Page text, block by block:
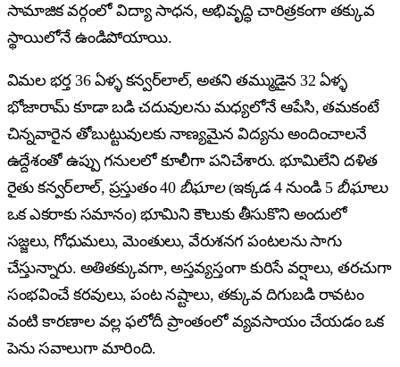
సామాజిక వర్గంలో విద్యా సాధన, అభివృద్ధి చారిత్రకంగా తక్కువ
స్థాయిలోనే ఉండిపోయాయి.
విమల భర్త 36 ఏళ్ళ కన్వర్‌లాల్, అతని తమ్ముడైన 32 ఏళ్ళ
భోజారామ్ కూడా బడి చదువులను మధ్యలోనే ఆపేసి, తమకంటే
చిన్నవారైన తోబుట్టువులకు నాణ్యమైన విద్యను అందించాలనే
ఉద్దేశంతో ఉప్పు గనులలో కూలీగా పనిచేశారు. భూమిలేని దళిత
రైతు కన్వర్‌లాల్, ప్రస్తుతం 40 బీఘాల(ఇక్కడ 4 నుండి 5 బీఘాలు
ఒక ఎకరాకు సమానం) భూమిని కౌలుకు తీసుకొని అందులో
సజ్జలు, గోధుమలు, మెంతులు, వేరుశనగ పంటలను సాగు
చేస్తున్నారు. అతితక్కువగా, అస్తవ్యస్తంగా కురిసే వర్షాలు, తరచుగా
సంభవించే కరవులు, పంట నష్టాలు, తక్కువ దిగుబడి రావటం
వంటి కారణాల వల్ల ఫలోదీ ప్రాంతంలో వ్యవసాయం చేయడం ఒక
పెను సవాలుగా మారింది.